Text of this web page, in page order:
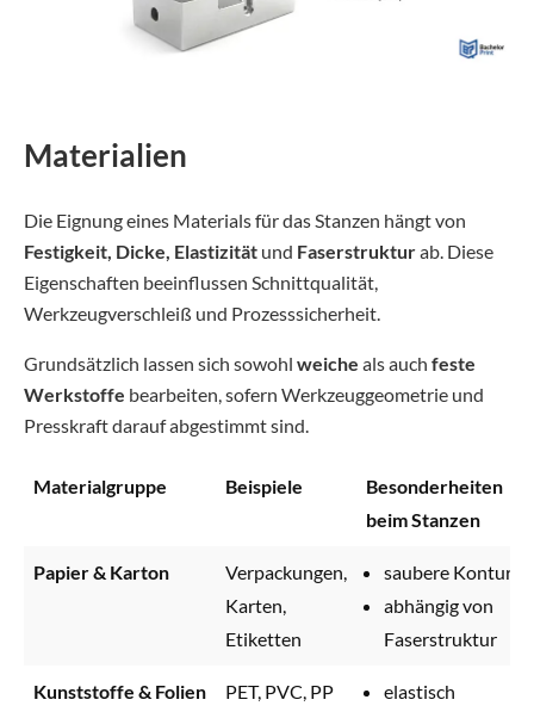
Materialien
Die Eignung eines Materials für das Stanzen hängt von
Festigkeit, Dicke, Elastizität und Faserstrukturab. Diese
Eigenschaften beeinflussen Schnittqualität,
Werkzeugverschleiß und Prozesssicherheit.
Grundsätzlich lassen sich sowohl weiche als auch feste
Werkstoffe bearbeiten, sofern Werkzeuggeometrie und
Presskraft darauf abgestimmt sind.
Materialgruppe Beispiele
Besonderheiten
beim Stanzen
Papier & Karton
Verpackungen,
Karten,
Etiketten
saubere Konturen
abhängig von
Faserstruktur
Kunststoffe & Folien PET, PVC, PP
elastisch